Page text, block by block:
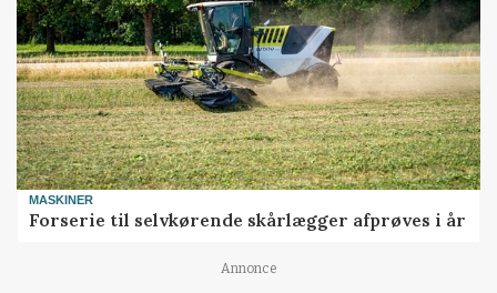
MASKINER
Forserie til selvkørende skårlægger afprøves i år
Annonce